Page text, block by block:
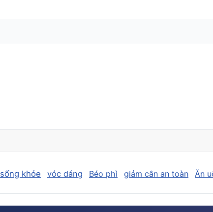
khỏe vóc dáng Béo phì giảm cân an toàn Ăn